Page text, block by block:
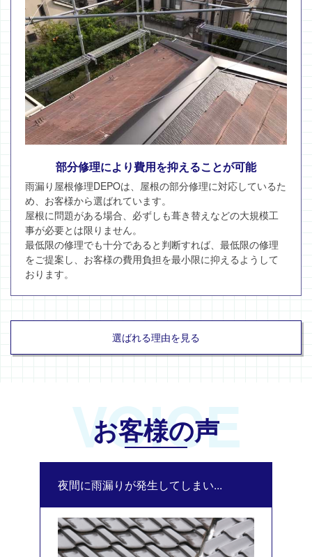
部分修理により費用を抑えることが可能
雨漏り屋根修理DEPOは、屋根の部分修理に対応しているた
め、お客様から選ばれています。
屋根に問題がある場合、必ずしも葺き替えなどの大規模工
事が必要とは限りません。
最低限の修理でも十分であると判断すれば、最低限の修理
をご提案し、お客様の費用負担を最小限に抑えるようして
おります。
選ばれる理由を見る
VOICE
お客様の声
夜間に雨漏りが発生してしまい...